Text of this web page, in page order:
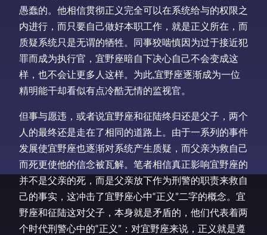
愚蠢的。他相信贯彻正义完全可以在系统给与的权限之
内进行，而只要自己做好本职工作，就是正义所在，而
质疑系统只是无谓的牺牲。同事狡啮慎因为过于接近犯
罪而成为执行官，宜野座暗自下决心自己不会变成这
样，也不会让更多人这样。为此,宜野座逐渐成为一位
精明能干却看似有点冷酷无情的监视官。
但事与愿违，或者说宜野座和征陆终归还是父子，两个
人的最终还是走在了相同的道路上。由于一系列的事件
发展使宜野座也逐渐对系统产生质疑，而父亲为救自己
而死更使他的信念被瓦解。笔者相信真正影响宜野座的
并不是父亲的死，而是父亲放下作为刑警的职责来救自
己的事实，这冲击了宜野座心中“正义”二字的概念。宜
野座和征陆这对父子，本身就是矛盾的，他们代表着两
个时代刑警心中的“正义”：对宜野座来说，正义就是遵